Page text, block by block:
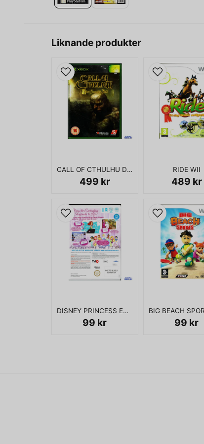
Liknande produkter
CALL OF CTHULHU DARK CORNERS OF THE EARTH XBOX
499 kr
RIDE WII
489 kr
DISNEY PRINCESS ENCHANTING STORYBOOKS WII
99 kr 99 kr